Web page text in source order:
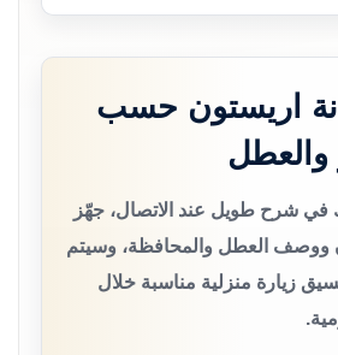
اريستون حسب
والعطل
في شرح طويل عند الاتصال، جهّز
ووصف العطل والمحافظة، وسيتم
زيارة منزلية مناسبة خلال